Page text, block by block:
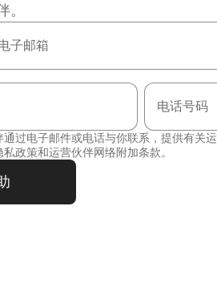
子邮箱
电话号码
过电子邮件或电话与你联系，提供有关运
私政策和运营伙伴网络附加条款。